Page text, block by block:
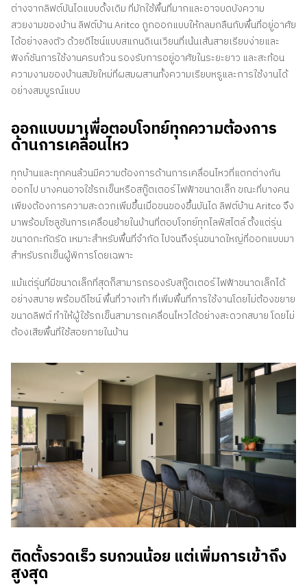
ต่างจากลิฟต์บันไดแบบดั้งเดิม ที่มักใช้พื้นที่มากและอาจบดบังความ
สวยงามของบ้าน ลิฟต์บ้าน Aritco ถูกออกแบบให้กลมกลืนกับพื้นที่อยู่อาศัย
ได้อย่างลงตัว ด้วยดีไซน์แบบสแกนดิเนเวียนที่เน้นเส้นสายเรียบง่ายและ
ฟังก์ชันการใช้งานครบถ้วน รองรับการอยู่อาศัยในระยะยาว และสะท้อน
ความงามของบ้านสมัยใหม่ที่ผสมผสานทั้งความเรียบหรูและการใช้งานได้
อย่างสมบูรณ์แบบ
ออกแบบมาเพื่อตอบโจทย์ทุกความต้องการ
ด้านการเคลื่อนไหว
ทุกบ้านและทุกคนล้วนมีความต้องการด้านการเคลื่อนไหวที่แตกต่างกัน
ออกไป บางคนอาจใช้รถเข็นหรือสกู๊ตเตอร์ไฟฟ้าขนาดเล็ก ขณะที่บางคน
เพียงต้องการความสะดวกเพิ่มขึ้นเมื่อขนของขึ้นบันได ลิฟต์บ้าน Aritco จึง
มาพร้อมโซลูชันการเคลื่อนย้ายในบ้านที่ตอบโจทย์ทุกไลฟ์สไตล์ ตั้งแต่รุ่น
ขนาดกะทัดรัด เหมาะสำหรับพื้นที่จำกัด ไปจนถึงรุ่นขนาดใหญ่ที่ออกแบบมา
สำหรับรถเข็นผู้พิการโดยเฉพาะ
แม้แต่รุ่นที่มีขนาดเล็กที่สุดก็สามารถรองรับสกู๊ตเตอร์ไฟฟ้าขนาดเล็กได้
อย่างสบาย พร้อมดีไซน์ พื้นที่วางเท้า ที่เพิ่มพื้นที่การใช้งานโดยไม่ต้องขยาย
ขนาดลิฟต์ ทำให้ผู้ใช้รถเข็นสามารถเคลื่อนไหวได้อย่างสะดวกสบาย โดยไม่
ต้องเสียพื้นที่ใช้สอยภายในบ้าน
ติดตั้งรวดเร็ว รบกวนน้อย แต่เพิ่มการเข้าถึง
สูงสุด